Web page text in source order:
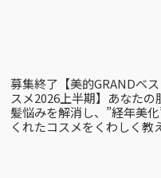
募集終了【美的GRANDベ
スメ2026上半期】あなたの
髪悩みを解消し、”経年美
くれたコスメをくわしく教